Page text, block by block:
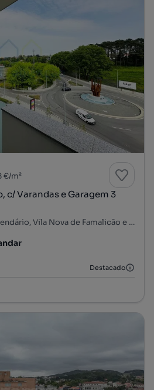
€/m²
c/ Varandas e Garagem 3
Rua Dom Sancho I - Calendário, Vila Nova de Famalicão e Calendário, Vila Nova de Famalicão, Braga
Destacado